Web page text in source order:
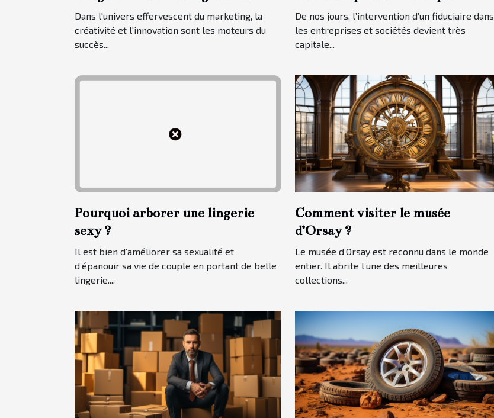
pour les campagnes marketing.
Dans l'univers effervescent du marketing, la
créativité et l'innovation sont les moteurs du
succès...
De nos jours, l’intervention d’un fiduciaire dans
les entreprises et sociétés devient très
capitale...
Pourquoi arborer une lingerie
sexy ?
Il est bien d’améliorer sa sexualité et
d’épanouir sa vie de couple en portant de belle
lingerie....
Comment visiter le musée
d’Orsay ?
Le musée d’Orsay est reconnu dans le monde
entier. Il abrite l’une des meilleures
collections...